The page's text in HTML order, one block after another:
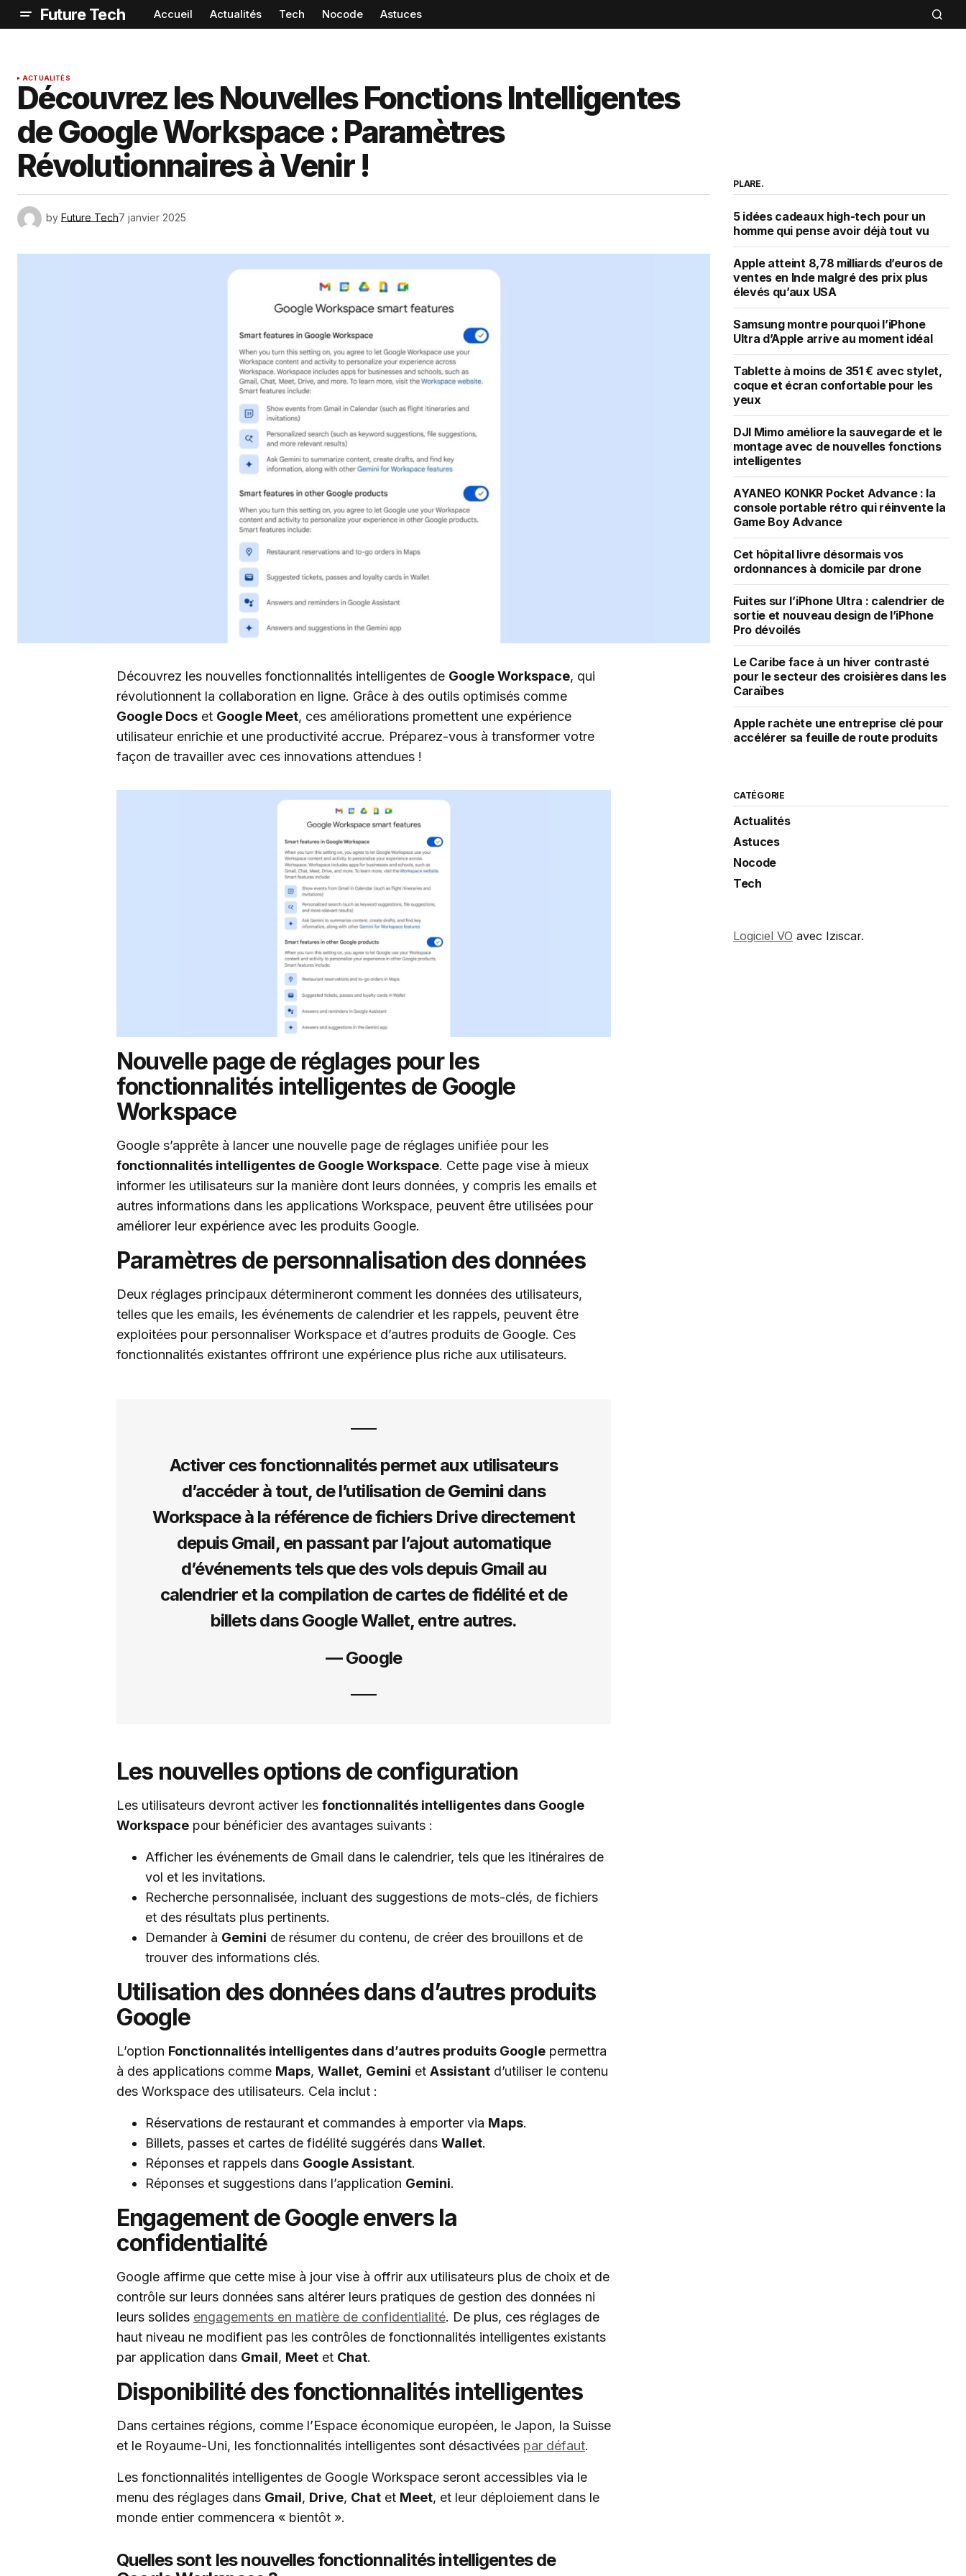
Future Tech Accueil Actualités Tech Nocode Astuces
ACTUALITÉS
Découvrez les Nouvelles Fonctions Intelligentes
de Google Workspace : Paramètres
Révolutionnaires à Venir !
by Future Tech7 janvier 2025
Découvrez les nouvelles fonctionnalités intelligentes de Google Workspace, qui
révolutionnent la collaboration en ligne. Grâce à des outils optimisés comme
Google Docs et Google Meet, ces améliorations promettent une expérience
utilisateur enrichie et une productivité accrue. Préparez-vous à transformer votre
façon de travailler avec ces innovations attendues !
Nouvelle page de réglages pour les
fonctionnalités intelligentes de Google
Workspace
Google s’apprête à lancer une nouvelle page de réglages unifiée pour les
fonctionnalités intelligentes de Google Workspace. Cette page vise à mieux
informer les utilisateurs sur la manière dont leurs données, y compris les emails et
autres informations dans les applications Workspace, peuvent être utilisées pour
améliorer leur expérience avec les produits Google.
Paramètres de personnalisation des données
Deux réglages principaux détermineront comment les données des utilisateurs,
telles que les emails, les événements de calendrier et les rappels, peuvent être
exploitées pour personnaliser Workspace et d’autres produits de Google. Ces
fonctionnalités existantes offriront une expérience plus riche aux utilisateurs.
Activer ces fonctionnalités permet aux utilisateurs
d’accéder à tout, de l’utilisation deGemini dans
Workspace à la référence de fichiers Drive directement
depuis Gmail, en passant par l’ajout automatique
d’événements tels que des vols depuis Gmail au
calendrier et la compilation de cartes de fidélité et de
billets dans Google Wallet, entre autres.
— Google
Les nouvelles options de configuration
Les utilisateurs devront activer les fonctionnalités intelligentes dans Google
Workspace pour bénéficier des avantages suivants :
Afficher les événements de Gmail dans le calendrier, tels que les itinéraires de
vol et les invitations.
Recherche personnalisée, incluant des suggestions de mots-clés, de fichiers
et des résultats plus pertinents.
Demander à Gemini de résumer du contenu, de créer des brouillons et de
trouver des informations clés.
Utilisation des données dans d’autres produits
Google
L’option Fonctionnalités intelligentes dans d’autres produits Google permettra
à des applications comme Maps, Wallet, Gemini et Assistant d’utiliser le contenu
des Workspace des utilisateurs. Cela inclut :
Réservations de restaurant et commandes à emporter via Maps.
Billets, passes et cartes de fidélité suggérés dans Wallet.
Réponses et rappels dans Google Assistant.
Réponses et suggestions dans l’application Gemini.
Engagement de Google envers la
confidentialité
Google affirme que cette mise à jour vise à offrir aux utilisateurs plus de choix et de
contrôle sur leurs données sans altérer leurs pratiques de gestion des données ni
leurs solides engagements en matière de confidentialité. De plus, ces réglages de
haut niveau ne modifient pas les contrôles de fonctionnalités intelligentes existants
par application dans Gmail, Meet et Chat.
Disponibilité des fonctionnalités intelligentes
Dans certaines régions, comme l’Espace économique européen, le Japon, la Suisse
et le Royaume-Uni, les fonctionnalités intelligentes sont désactivées par défaut.
Les fonctionnalités intelligentes de Google Workspace seront accessibles via le
menu des réglages dans Gmail, Drive, Chat et Meet, et leur déploiement dans le
monde entier commencera « bientôt ».
Quelles sont les nouvelles fonctionnalités intelligentes de
PLARE.
5 idées cadeaux high-tech pour un
homme qui pense avoir déjà tout vu
Apple atteint 8,78 milliards d’euros de
ventes en Inde malgré des prix plus
élevés qu’aux USA
Samsung montre pourquoi l’iPhone
Ultra d’Apple arrive au moment idéal
Tablette à moins de 351 € avec stylet,
coque et écran confortable pour les
yeux
DJI Mimo améliore la sauvegarde et le
montage avec de nouvelles fonctions
intelligentes
AYANEO KONKR Pocket Advance : la
console portable rétro qui réinvente la
Game Boy Advance
Cet hôpital livre désormais vos
ordonnances à domicile par drone
Fuites sur l’iPhone Ultra : calendrier de
sortie et nouveau design de l’iPhone
Pro dévoilés
Le Caribe face à un hiver contrasté
pour le secteur des croisières dans les
Caraïbes
Apple rachète une entreprise clé pour
accélérer sa feuille de route produits
CATÉGORIE
Actualités
Astuces
Nocode
Tech
Logiciel VO avec Iziscar.